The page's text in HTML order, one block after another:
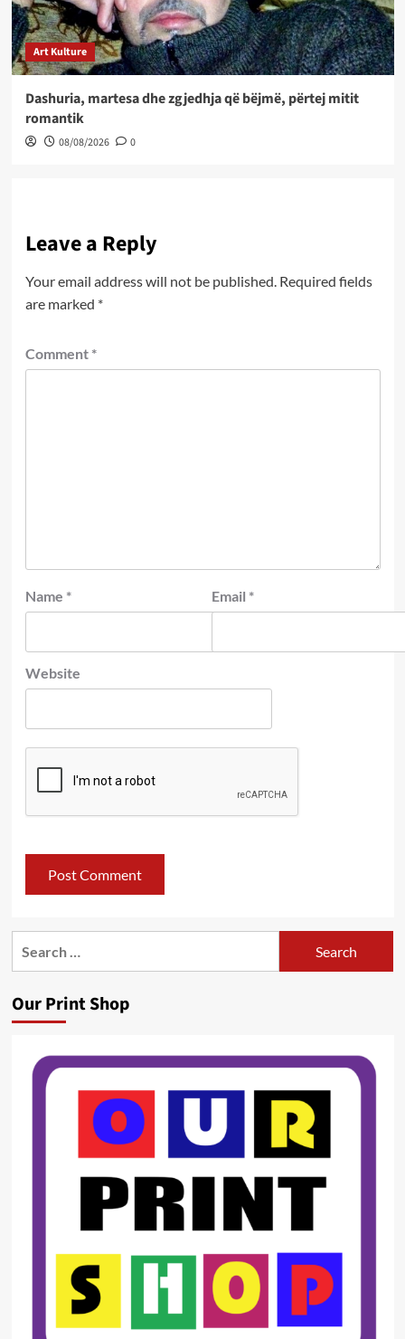
Art Kulture
Dashuria, martesa dhe zgjedhja që bëjmë, përtej mitit
romantik
08/08/2026 0
Leave a Reply
Your email address will not be published. Required fields
are marked *
Comment *
Name * Email *
Website
Our Print Shop